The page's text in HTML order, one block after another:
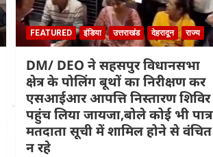
FEATURED इंडिया उत्तराखंड देहरादून राज्य
DM/ DEO ने सहसपुर विधानसभा
क्षेत्र के पोलिंग बूथों का निरीक्षण कर
एसआईआर आपत्ति निस्तारण शिविर
पहुंच लिया जायजा,बोले कोई भी पात्र
मतदाता सूची में शामिल होने से वंचित
न रहे